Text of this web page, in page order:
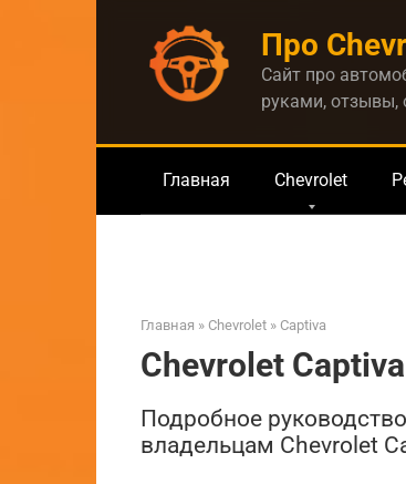
Про
Сайт про
руками, отзывы,
Главная Chevrolet
Главная » Chevrolet » Captiva
Chevrolet
Подробное
владельцам Chevrolet